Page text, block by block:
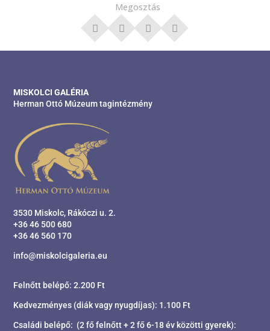
Megosztás
MISKOLCI GALÉRIA
Herman Ottó Múzeum tagintézmény
3530 Miskolc, Rákóczi u. 2.
+36 46 500 680
+36 46 560 170
info@miskolcigaleria.eu
Felnőtt belépő: 2.200 Ft
Kedvezményes (diák vagy nyugdíjas): 1.100 Ft
Családi belépő: (2 fő felnőtt + 2 fő 6-18 év közötti gyerek):